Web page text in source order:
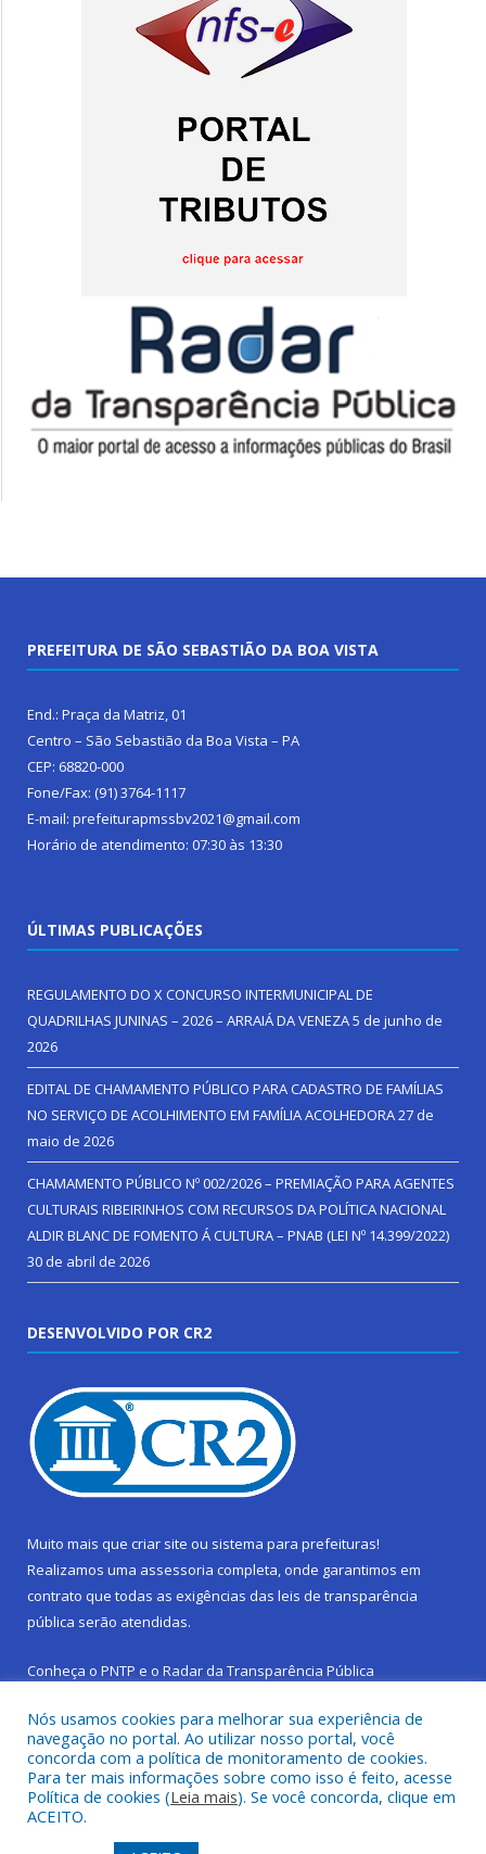
PREFEITURA DE SÃO SEBASTIÃO DA BOA VISTA
End.: Praça da Matriz, 01
Centro – São Sebastião da Boa Vista – PA
CEP: 68820-000
Fone/Fax: (91) 3764-1117
E-mail: prefeiturapmssbv2021@gmail.com
Horário de atendimento: 07:30 às 13:30
ÚLTIMAS PUBLICAÇÕES
REGULAMENTO DO X CONCURSO INTERMUNICIPAL DE
QUADRILHAS JUNINAS – 2026 – ARRAIÁ DA VENEZA5 de junho de
2026
EDITAL DE CHAMAMENTO PÚBLICO PARA CADASTRO DE FAMÍLIAS
NO SERVIÇO DE ACOLHIMENTO EM FAMÍLIA ACOLHEDORA27 de
maio de 2026
CHAMAMENTO PÚBLICO Nº 002/2026 – PREMIAÇÃO PARA AGENTES
CULTURAIS RIBEIRINHOS COM RECURSOS DA POLÍTICA NACIONAL
ALDIR BLANC DE FOMENTO Á CULTURA – PNAB (LEI Nº 14.399/2022)
30 de abril de 2026
DESENVOLVIDO POR CR2
Muito mais que criar site ou sistema para prefeituras!
Realizamos uma assessoria completa, onde garantimos em
contrato que todas as exigências das leis de transparência
pública serão atendidas.
Conheça o PNTP e o Radar da Transparência Pública
Todos os direitos reservados a Prefeitura Municipal de São
Sebastião da Boa Vista.
Nós usamos cookies para melhorar sua experiência de
navegação no portal. Ao utilizar nosso portal, você
concorda com a política de monitoramento de cookies.
Para ter mais informações sobre como isso é feito, acesse
Política de cookies (Leia mais). Se você concorda, clique em
ACEITO.